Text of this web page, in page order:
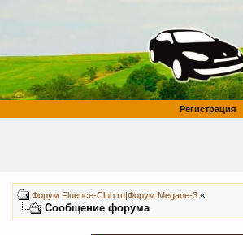
Регистрация
Форум Fluence-Club.ru|Форум Megane-3 «
Сообщение форума